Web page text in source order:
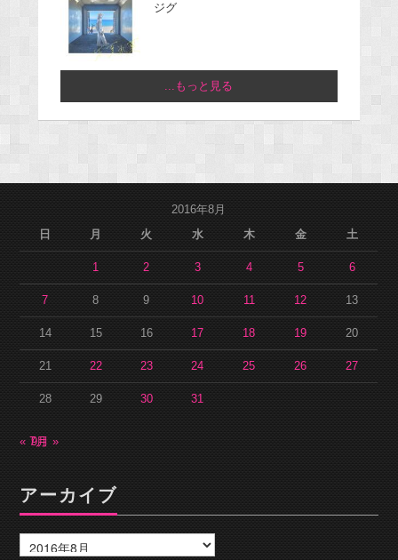
ジグ
...もっと見る
2016年8月
日
月 火 水 木 金 土
1 2 3 4 5 6
7 8 9 10 11 12 13
14 15 16 17 18 19 20
21 22 23 24 25 26 27
28 29 30 31
« 7月9月 »
アーカイブ
ー